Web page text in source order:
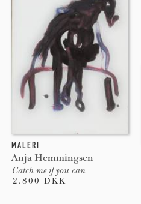
MALERI
Anja Hemmingsen
Catch me if you can
2.800 DKK